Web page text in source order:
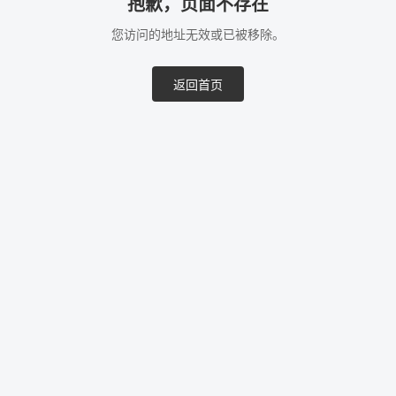
抱歉，页面不存在
您访问的地址无效或已被移除。
返回首页